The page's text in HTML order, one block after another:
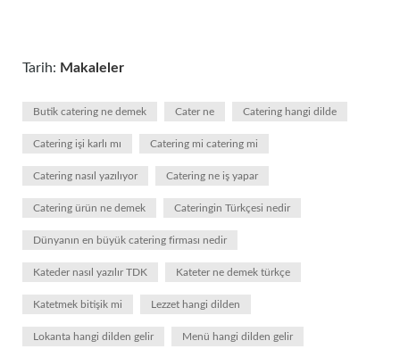
Tarih: Makaleler
Butik catering ne demek Cater ne Catering hangi dilde
Catering işi karlı mı Catering mi catering mi
Catering nasıl yazılıyor Catering ne iş yapar
Catering ürün ne demek Cateringin Türkçesi nedir
Dünyanın en büyük catering firması nedir
Kateder nasıl yazılır TDK Kateter ne demek türkçe
Katetmek bitişik mi Lezzet hangi dilden
Lokanta hangi dilden gelir Menü hangi dilden gelir